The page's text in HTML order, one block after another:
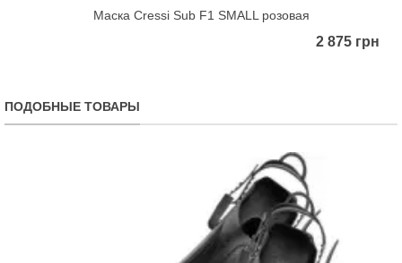
Маска Cressi Sub F1 SMALL розовая
2 875 грн
ПОДОБНЫЕ ТОВАРЫ